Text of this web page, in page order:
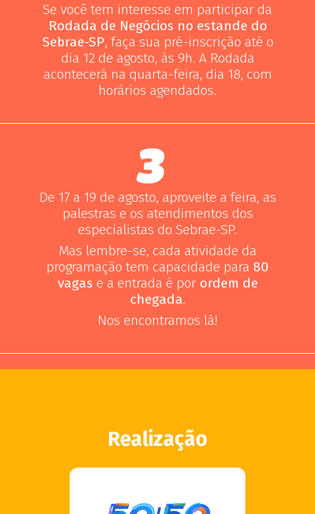
Se você tem interesse em participar da
Rodada de Negócios no estande do
Sebrae-SP, faça sua pré-inscrição até o
dia 12 de agosto, às 9h. A Rodada
acontecerá na quarta-feira, dia 18, com
horários agendados.
De 17 a 19 de agosto, aproveite a feira, as
palestras e os atendimentos dos
especialistas do Sebrae-SP.
Mas lembre-se, cada atividade da
programação tem capacidade para 80
vagas e a entrada é por ordem de
chegada.
Nos encontramos lá!
Realização